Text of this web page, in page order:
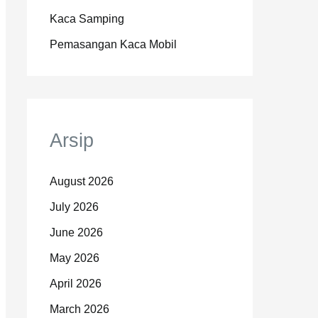
Kaca Samping
Pemasangan Kaca Mobil
Arsip
August 2026
July 2026
June 2026
May 2026
April 2026
March 2026